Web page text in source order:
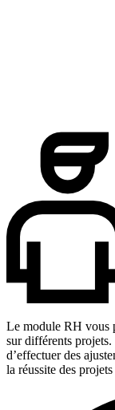
Le module RH vous
sur différents projets.
d’effectuer des
la réussite des